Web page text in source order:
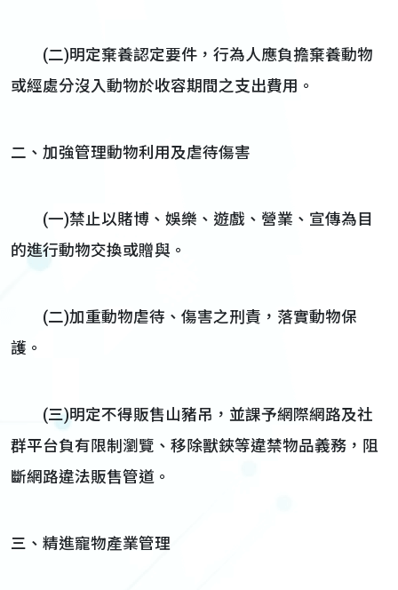
(二)明定棄養認定要件，行為人應負擔棄養動物
或經處分沒入動物於收容期間之支出費用。
二、加強管理動物利用及虐待傷害
(一)禁止以賭博、娛樂、遊戲、營業、宣傳為目
的進行動物交換或贈與。
(二)加重動物虐待、傷害之刑責，落實動物保
護。
(三)明定不得販售山豬吊，並課予網際網路及社
群平台負有限制瀏覽、移除獸鋏等違禁物品義務，阻
斷網路違法販售管道。
三、精進寵物產業管理